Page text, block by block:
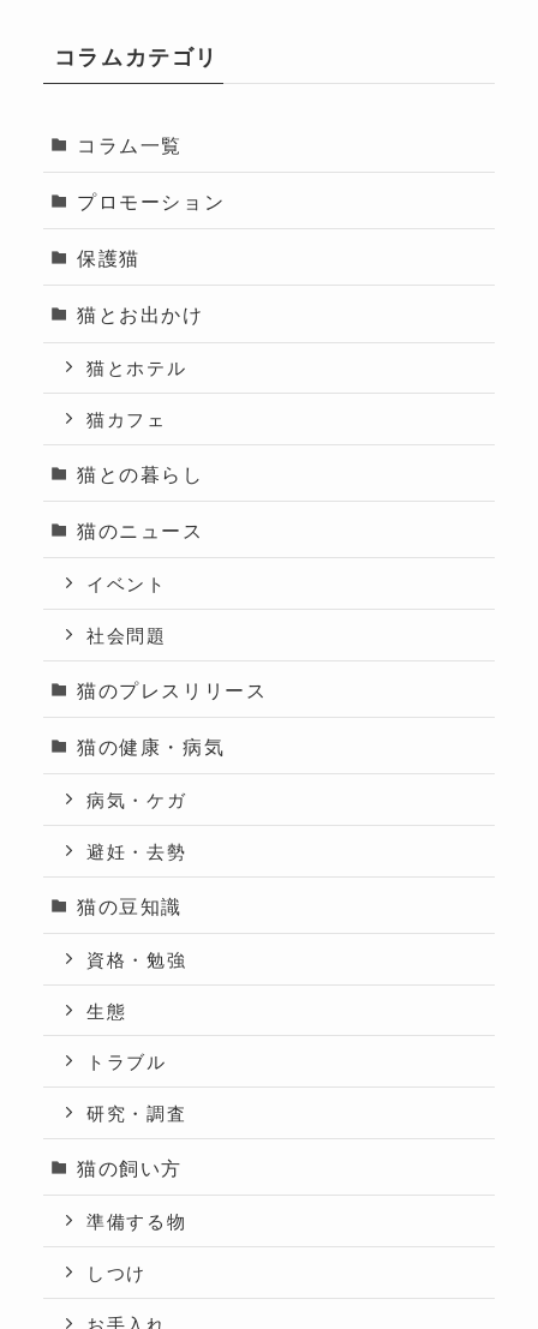
コラムカテゴリ
コラム一覧
プロモーション
保護猫
猫とお出かけ
猫とホテル
猫カフェ
猫との暮らし
猫のニュース
イベント
社会問題
猫のプレスリリース
猫の健康・病気
病気・ケガ
避妊・去勢
猫の豆知識
資格・勉強
生態
トラブル
研究・調査
猫の飼い方
準備する物
しつけ
お手入れ